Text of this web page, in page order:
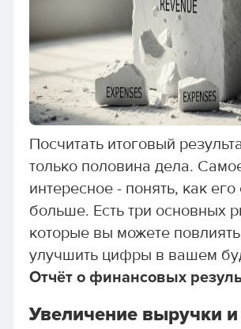
Посчитать итоговый
только половина дела.
интересное - понять, как его
больше. Есть три основных
которые вы можете
улучшить цифры в вашем
Отчёт о финансовых
Увеличение выручки